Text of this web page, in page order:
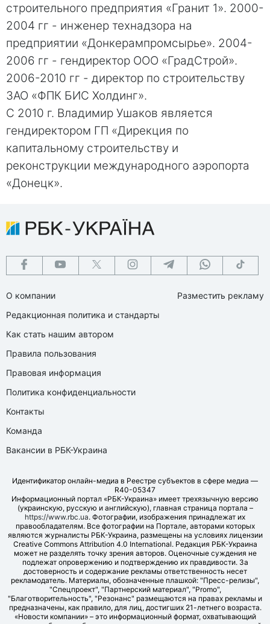
строительного предприятия «Гранит 1». 2000-
2004 гг - инженер технадзора на
предприятии «Донкерампромсырье». 2004-
2006 гг - гендиректор ООО «ГрадСтрой».
2006-2010 гг - директор по строительству
ЗАО «ФПК БИС Холдинг».
С 2010 г. Владимир Ушаков является
гендиректором ГП «Дирекция по
капитальному строительству и
реконструкции международного аэропорта
«Донецк».
О компании
Редакционная политика и стандарты
Как стать нашим автором
Правила пользования
Правовая информация
Политика конфиденциальности
Контакты
Команда
Вакансии в РБК-Украина
Разместить рекламу
Идентификатор онлайн-медиа в Реестре субъектов в сфере медиа —
R40-05347
Информационный портал «РБК-Украина» имеет трехязычную версию
(украинскую, русскую и английскую), главная страница портала –
https://www.rbc.ua. Фотографии, изображения принадлежат их
правообладателям. Все фотографии на Портале, авторами которых
являются журналисты РБК-Украина, размещены на условиях лицензии
Creative Commons Attribution 4.0 International. Редакция РБК-Украина
может не разделять точку зрения авторов. Оценочные суждения не
подлежат опровержению и подтверждению их правдивости. За
достоверность и содержание рекламы ответственность несет
рекламодатель. Материалы, обозначенные плашкой: "Пресс-релизы",
"Спецпроект", "Партнерский материал", "Promo",
"Благотворительность", "Резонанс" размещаются на правах рекламы и
предназначены, как правило, для лиц, достигших 21-летнего возраста.
«Новости компании» – это информационный формат, охватывающий